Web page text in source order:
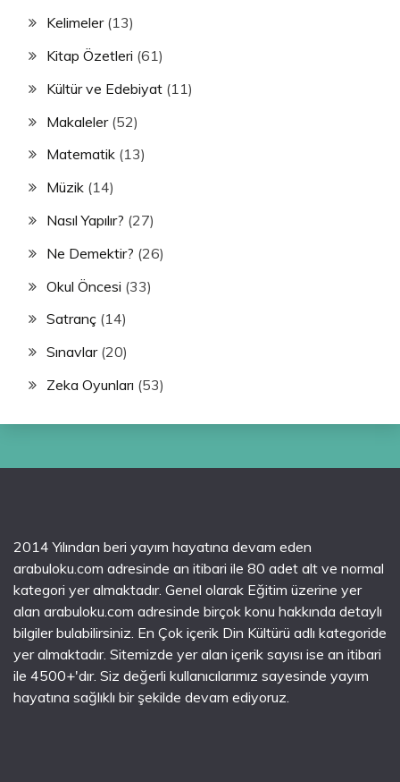
Kelimeler(13)
Kitap Özetleri (61)
Kültür ve Edebiyat (11)
Makaleler(52)
Matematik (13)
Müzik (14)
Nasıl Yapılır? (27)
Ne Demektir? (26)
Okul Öncesi (33)
Satranç (14)
Sınavlar(20)
Zeka Oyunları (53)
2014 Yılından beri yayım hayatına devam eden
arabuloku.com adresinde an itibari ile 80 adet alt ve normal
kategori yer almaktadır. Genel olarak Eğitim üzerine yer
alan arabuloku.com adresinde birçok konu hakkında detaylı
bilgiler bulabilirsiniz. En Çok içerik Din Kültürü adlı kategoride
yer almaktadır. Sitemizde yer alan içerik sayısı ise an itibari
ile 4500+'dır. Siz değerli kullanıcılarımız sayesinde yayım
hayatına sağlıklı bir şekilde devam ediyoruz.